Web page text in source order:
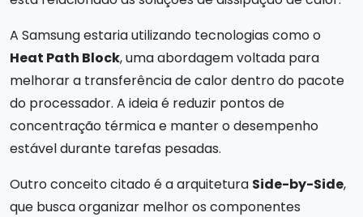
A Samsung estaria utilizando tecnologias como o
Heat Path Block, uma abordagem voltada para
melhorar a transferência de calor dentro do pacote
do processador. A ideia é reduzir pontos de
concentração térmica e manter o desempenho
estável durante tarefas pesadas.
Outro conceito citado é a arquitetura Side-by-Side,
que busca organizar melhor os componentes